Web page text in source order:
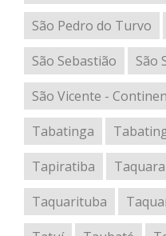
São Pedro do Turvo
São Sebastião
São
São Vicente -
Tabatinga
Tapiratiba
Taquarituba